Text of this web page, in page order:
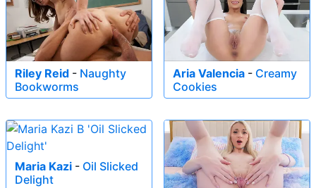
Riley Reid - Naughty
Bookworms
Aria Valencia - Creamy
Cookies
Maria Kazi - Oil Slicked
Delight